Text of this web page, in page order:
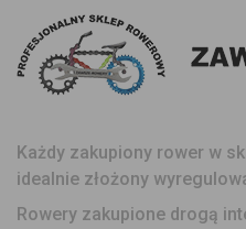
Każdy zakupiony rower w
idealnie złożony
Rowery zakupione drogą